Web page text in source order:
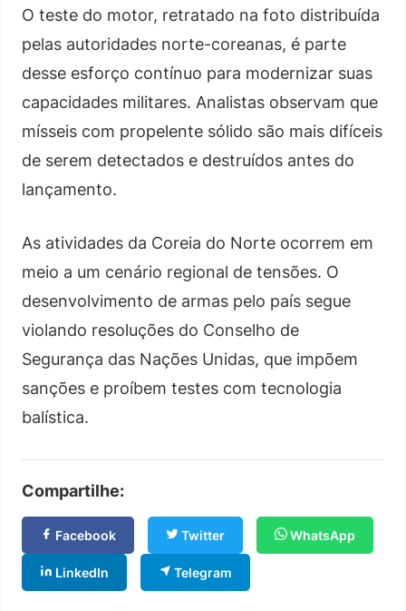
O teste do motor, retratado na foto distribuída
pelas autoridades norte-coreanas, é parte
desse esforço contínuo para modernizar suas
capacidades militares. Analistas observam que
mísseis com propelente sólido são mais difíceis
de serem detectados e destruídos antes do
lançamento.
As atividades da Coreia do Norte ocorrem em
meio a um cenário regional de tensões. O
desenvolvimento de armas pelo país segue
violando resoluções do Conselho de
Segurança das Nações Unidas, que impõem
sanções e proíbem testes com tecnologia
balística.
Compartilhe:
Facebook Twitter WhatsApp
LinkedIn Telegram